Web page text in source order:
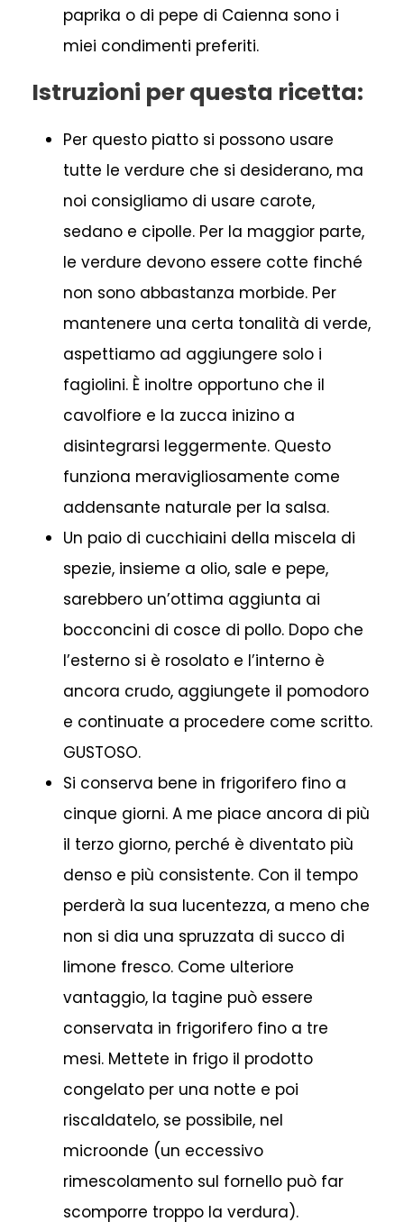
paprika o di pepe di Caienna sono i
miei condimenti preferiti.
Istruzioni per questa ricetta:
Per questo piatto si possono usare
tutte le verdure che si desiderano, ma
noi consigliamo di usare carote,
sedano e cipolle. Per la maggior parte,
le verdure devono essere cotte finché
non sono abbastanza morbide. Per
mantenere una certa tonalità di verde,
aspettiamo ad aggiungere solo i
fagiolini. È inoltre opportuno che il
cavolfiore e la zucca inizino a
disintegrarsi leggermente. Questo
funziona meravigliosamente come
addensante naturale per la salsa.
Un paio di cucchiaini della miscela di
spezie, insieme a olio, sale e pepe,
sarebbero un’ottima aggiunta ai
bocconcini di cosce di pollo. Dopo che
l’esterno si è rosolato e l’interno è
ancora crudo, aggiungete il pomodoro
e continuate a procedere come scritto.
GUSTOSO.
Si conserva bene in frigorifero fino a
cinque giorni. A me piace ancora di più
il terzo giorno, perché è diventato più
denso e più consistente. Con il tempo
perderà la sua lucentezza, a meno che
non si dia una spruzzata di succo di
limone fresco. Come ulteriore
vantaggio, la tagine può essere
conservata in frigorifero fino a tre
mesi. Mettete in frigo il prodotto
congelato per una notte e poi
riscaldatelo, se possibile, nel
microonde (un eccessivo
rimescolamento sul fornello può far
scomporre troppo la verdura).